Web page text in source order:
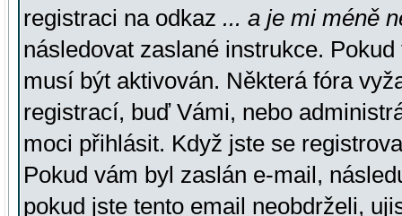
registraci na odkaz ... a je mi méně
následovat zaslané instrukce.
musí být aktivován. Některá fóra
registrací, buď Vámi, nebo
moci přihlásit. Když jste se
Pokud vám byl zaslán e-mail,
pokud jste tento email neobdrželi,